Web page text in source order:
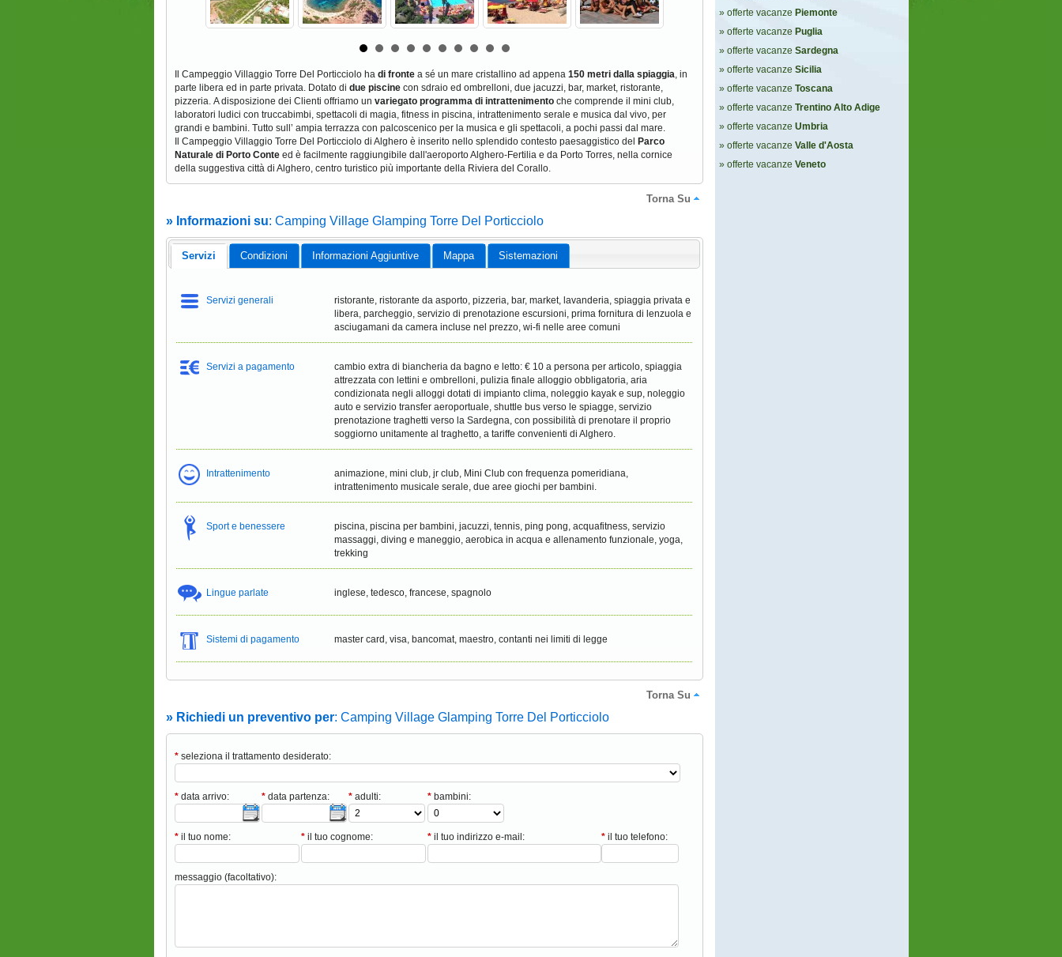
Il Campeggio Villaggio Torre Del Porticciolo ha di frontea sé un mare cristallino ad appena 150 metri dalla spiaggia, in
parte libera ed in parte privata. Dotato di due piscinecon sdraio ed ombrelloni, due jacuzzi, bar, market, ristorante,
pizzeria. A disposizione dei Clienti offriamo un variegato programma di intrattenimento che comprende il mini club,
laboratori ludici con truccabimbi, spettacoli di magia, fitness in piscina, intrattenimento serale e musica dal vivo, per
grandi e bambini. Tutto sull’ ampia terrazza con palcoscenico per la musica e gli spettacoli, a pochi passi dal mare.
Il Campeggio Villaggio Torre Del Porticciolo di Alghero è inserito nello splendido contesto paesaggistico del
Parco
Naturale di Porto Conteed è facilmente raggiungibile dall'aeroporto Alghero-Fertilia e da Porto Torres, nella cornice
della suggestiva città di Alghero, centro turistico più importante della Riviera del Corallo.
Torna Su
» Informazioni su: Camping Village Glamping Torre Del Porticciolo
Servizi Condizioni Informazioni Aggiuntive Mappa Sistemazioni
Servizi generali
ristorante, ristorante da asporto, pizzeria, bar, market, lavanderia, spiaggia privata e
libera, parcheggio, servizio di prenotazione escursioni, prima fornitura di lenzuola e
asciugamani da camera incluse nel prezzo, wi-fi nelle aree comuni
Servizi a pagamento
cambio extra di biancheria da bagno e letto: € 10 a persona per articolo, spiaggia
attrezzata con lettini e ombrelloni, pulizia finale alloggio obbligatoria, aria
condizionata negli alloggi dotati di impianto clima, noleggio kayak e sup, noleggio
auto e servizio transfer aeroportuale, shuttle bus verso le spiagge, servizio
prenotazione traghetti verso la Sardegna, con possibilità di prenotare il proprio
soggiorno unitamente al traghetto, a tariffe convenienti di Alghero.
Intrattenimento
animazione, mini club, jr club, Mini Club con frequenza pomeridiana,
intrattenimento musicale serale, due aree giochi per bambini.
Sport e benessere
piscina, piscina per bambini, jacuzzi, tennis, ping pong, acquafitness, servizio
massaggi, diving e maneggio, aerobica in acqua e allenamento funzionale, yoga,
trekking
Lingue parlate inglese, tedesco, francese, spagnolo
Sistemi di pagamento master card, visa, bancomat, maestro, contanti nei limiti di legge
Torna Su
» Richiedi un preventivo per: Camping Village Glamping Torre Del Porticciolo
*seleziona il trattamento desiderato:
*data arrivo: *data partenza: *adulti: *bambini:
*il tuo nome: *il tuo cognome: *il tuo indirizzo e-mail: *il tuo telefono:
messaggio (facoltativo):
» offerte vacanze Piemonte
» offerte vacanze Puglia
» offerte vacanze Sardegna
» offerte vacanze Sicilia
» offerte vacanze Toscana
» offerte vacanze Trentino Alto Adige
» offerte vacanze Umbria
» offerte vacanze Valle d'Aosta
» offerte vacanze Veneto